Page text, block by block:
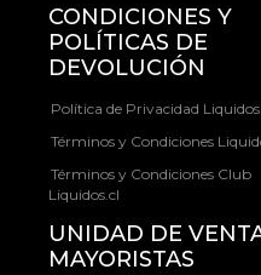
CONDICIONES Y
POLÍTICAS DE
DEVOLUCIÓN
Política de Privacidad
Términos y Condiciones
Términos y Condiciones Club
Liquidos.cl
UNIDAD DE
MAYORISTAS